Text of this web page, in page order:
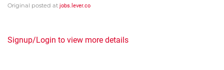
Original posted at jobs.lever.co
Signup/Login to view more details